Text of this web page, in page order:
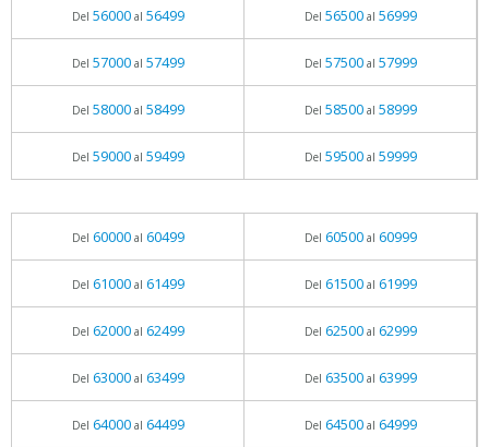
Del 56000al 56499 Del 56500al 56999
Del 57000al 57499 Del 57500al 57999
Del 58000al 58499 Del 58500al 58999
Del 59000al 59499 Del 59500al 59999
Del 60000al 60499 Del 60500al 60999
Del 61000al 61499 Del 61500al 61999
Del 62000al 62499 Del 62500al 62999
Del 63000al 63499 Del 63500al 63999
Del 64000al 64499 Del 64500al 64999